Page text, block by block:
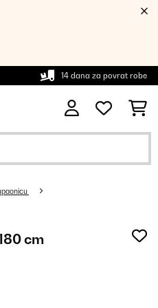
14 dana za povrat robe
cm